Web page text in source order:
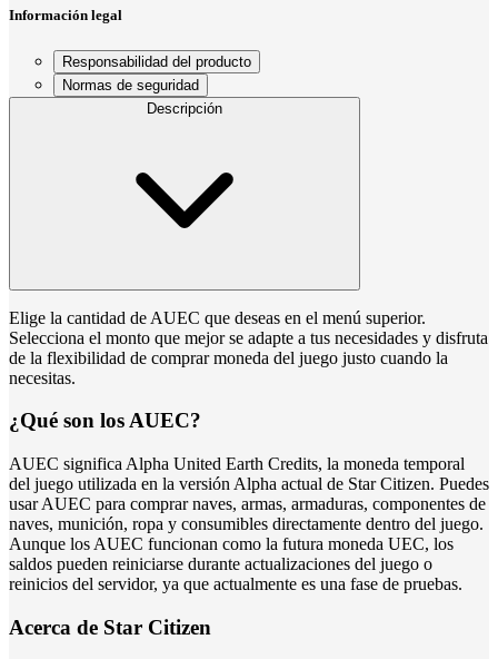
Información legal
Responsabilidad del producto
Normas de seguridad
Descripción
Elige la cantidad de AUEC que deseas en el menú superior.
Selecciona el monto que mejor se adapte a tus necesidades y disfruta
de la flexibilidad de comprar moneda del juego justo cuando la
necesitas.
¿Qué son los AUEC?
AUEC significa Alpha United Earth Credits, la moneda temporal
del juego utilizada en la versión Alpha actual de Star Citizen. Puedes
usar AUEC para comprar naves, armas, armaduras, componentes de
naves, munición, ropa y consumibles directamente dentro del juego.
Aunque los AUEC funcionan como la futura moneda UEC, los
saldos pueden reiniciarse durante actualizaciones del juego o
reinicios del servidor, ya que actualmente es una fase de pruebas.
Acerca de Star Citizen